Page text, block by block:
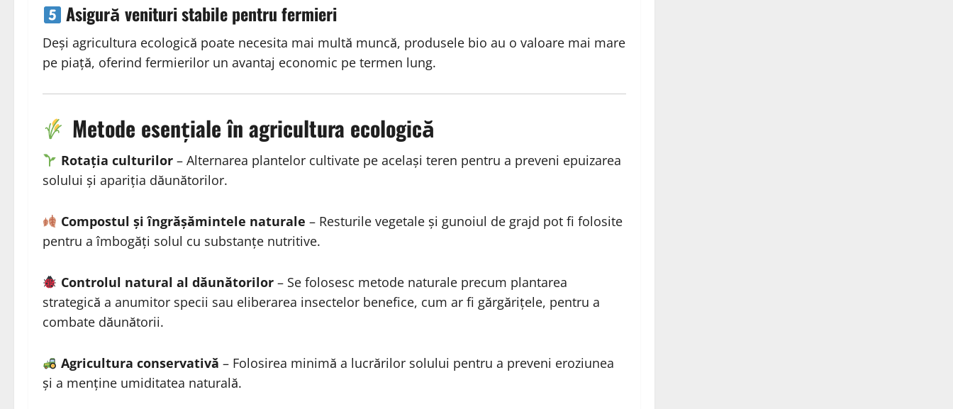
Asigură venituri stabile pentru fermieri
Deși agricultura ecologică poate necesita mai multă muncă, produsele bio au o valoare mai mare
pe piață, oferind fermierilor un avantaj economic pe termen lung.
Metode esențiale în agricultura ecologică
Rotația culturilor– Alternarea plantelor cultivate pe același teren pentru a preveni epuizarea
solului și apariția dăunătorilor.
Compostul și îngrășămintele naturale – Resturile vegetale și gunoiul de grajd pot fi folosite
pentru a îmbogăți solul cu substanțe nutritive.
Controlul natural al dăunătorilor– Se folosesc metode naturale precum plantarea
strategică a anumitor specii sau eliberarea insectelor benefice, cum ar fi gărgărițele, pentru a
combate dăunătorii.
Agricultura conservativă – Folosirea minimă a lucrărilor solului pentru a preveni eroziunea
și a menține umiditatea naturală.